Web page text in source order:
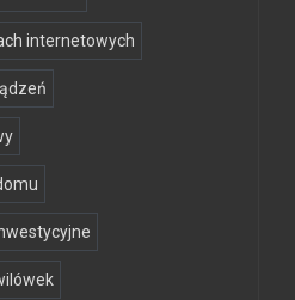
internetowych